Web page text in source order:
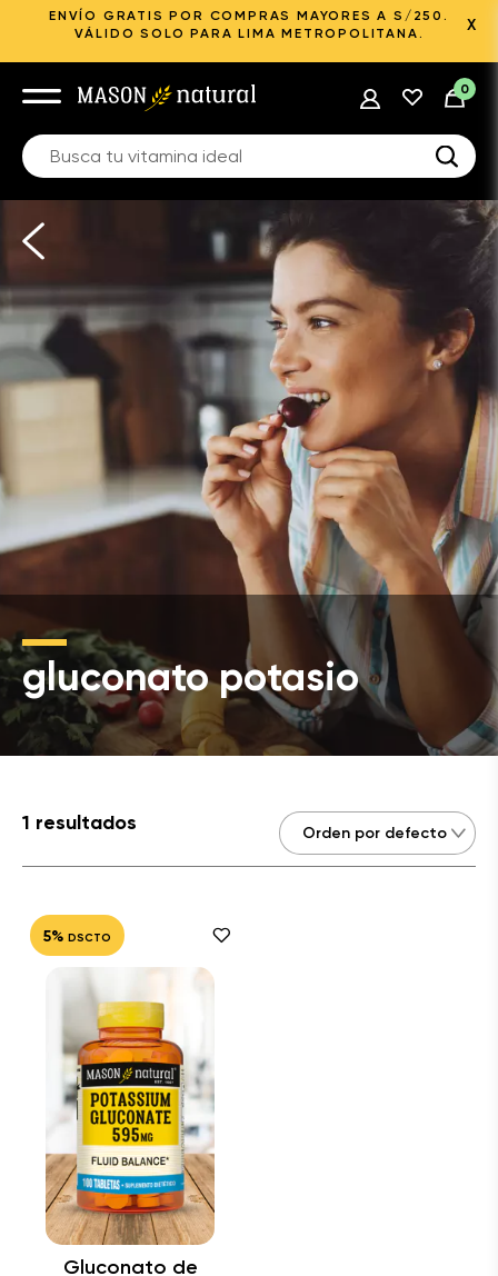
ENVÍO GRATIS POR COMPRAS MAYORES A S/250.
VÁLIDO SOLO PARA LIMA METROPOLITANA.
X
0
gluconato potasio
1 resultados
5% DSCTO
Gluconato de